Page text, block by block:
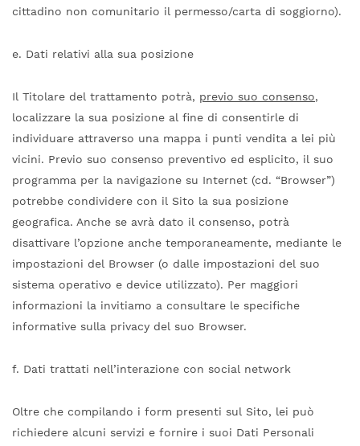
cittadino non comunitario il permesso/carta di soggiorno).
e. Dati relativi alla sua posizione
Il Titolare del trattamento potrà, previo suo consenso,
localizzare la sua posizione al fine di consentirle di
individuare attraverso una mappa i punti vendita a lei più
vicini. Previo suo consenso preventivo ed esplicito, il suo
programma per la navigazione su Internet (cd. “Browser”)
potrebbe condividere con il Sito la sua posizione
geografica. Anche se avrà dato il consenso, potrà
disattivare l’opzione anche temporaneamente, mediante le
impostazioni del Browser (o dalle impostazioni del suo
sistema operativo e device utilizzato). Per maggiori
informazioni la invitiamo a consultare le specifiche
informative sulla privacy del suo Browser.
f. Dati trattati nell’interazione con social network
Oltre che compilando i form presenti sul Sito, lei può
richiedere alcuni servizi e fornire i suoi Dati Personali